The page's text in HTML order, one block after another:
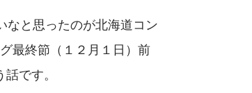
なと思ったのが北海道コン
最終節（１２月１日）前
です。